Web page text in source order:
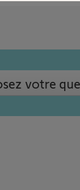
votre